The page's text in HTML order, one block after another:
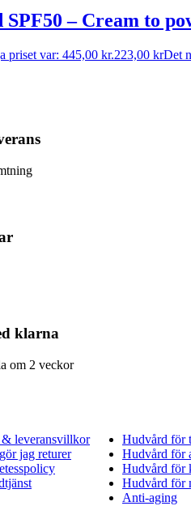
– Cream to
priset var: 445,00 kr.223,00 krDet
klarna
om 2 veckor
leveransvillkor
jag returer
Hudvård för
Hudvård för
Hudvård för
Hudvård för
Anti-aging